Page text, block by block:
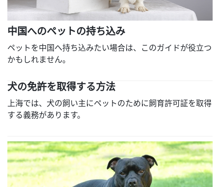
中国へのペットの持ち込み
ペットを中国へ持ち込みたい場合は、このガイドが役立つ
かもしれません。
犬の免許を取得する方法
上海では、犬の飼い主にペットのために飼育許可証を取得
する義務があります。